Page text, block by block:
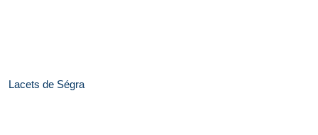
Lacets de Ségra